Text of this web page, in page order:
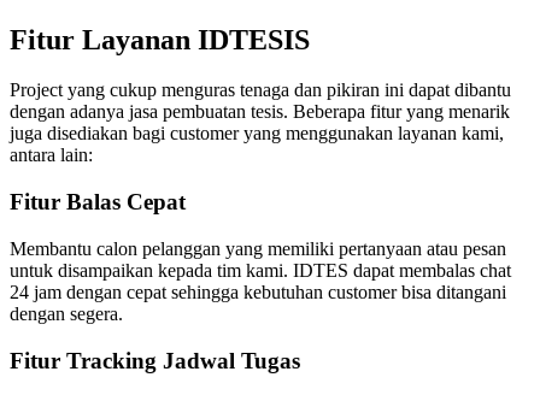
Fitur Layanan IDTESIS
Project yang cukup menguras tenaga dan pikiran ini dapat dibantu
dengan adanya jasa pembuatan tesis. Beberapa fitur yang menarik
juga disediakan bagi customer yang menggunakan layanan kami,
antara lain:
Fitur Balas Cepat
Membantu calon pelanggan yang memiliki pertanyaan atau pesan
untuk disampaikan kepada tim kami. IDTES dapat membalas chat
24 jam dengan cepat sehingga kebutuhan customer bisa ditangani
dengan segera.
Fitur Tracking Jadwal Tugas